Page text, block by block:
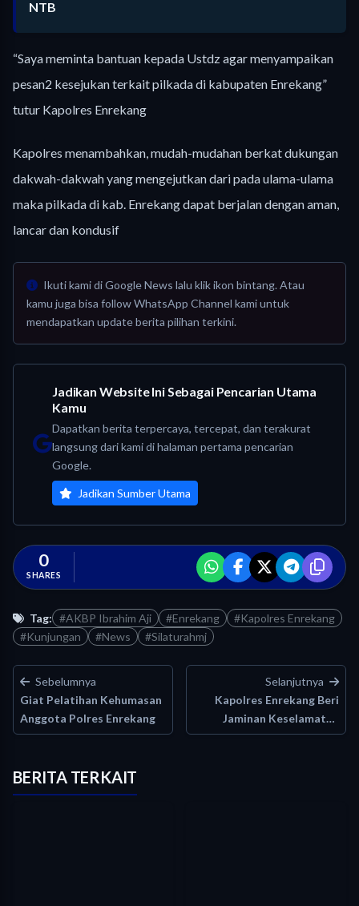
NTB
“Saya meminta bantuan kepada Ustdz agar menyampaikan
pesan2 kesejukan terkait pilkada di kabupaten Enrekang”
tutur Kapolres Enrekang
Kapolres menambahkan, mudah-mudahan berkat dukungan
dakwah-dakwah yang mengejutkan dari pada ulama-ulama
maka pilkada di kab. Enrekang dapat berjalan dengan aman,
lancar dan kondusif
Ikuti kami di Google News lalu klik ikon bintang. Atau
kamu juga bisa follow WhatsApp Channel kami untuk
mendapatkan update berita pilihan terkini.
Jadikan Website Ini Sebagai Pencarian Utama
Kamu
Dapatkan berita terpercaya, tercepat, dan terakurat
langsung dari kami di halaman pertama pencarian
Google.
Jadikan Sumber Utama
0
SHARES
Tag: #AKBP Ibrahim Aji #Enrekang
#Kapolres Enrekang
#Kunjungan
#News #Silaturahmj
Sebelumnya
Giat Pelatihan Kehumasan
Anggota Polres Enrekang
Selanjutnya
Kapolres Enrekang Beri
Jaminan Keselamatan
untuk Para…
BERITA TERKAIT